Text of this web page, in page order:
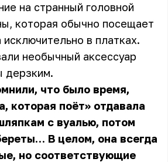
на странный головной
которая обычно посещает
в платках.
необычный аксессуар
дерзким.
что было время,
которая поёт» отдавала
с вуалью, потом
В целом, она всегда
но соответствующие